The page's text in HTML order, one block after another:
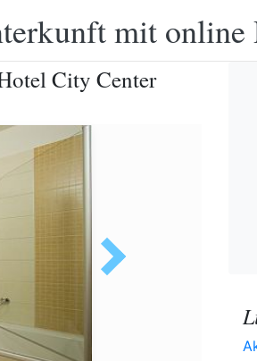
mit online
City Center